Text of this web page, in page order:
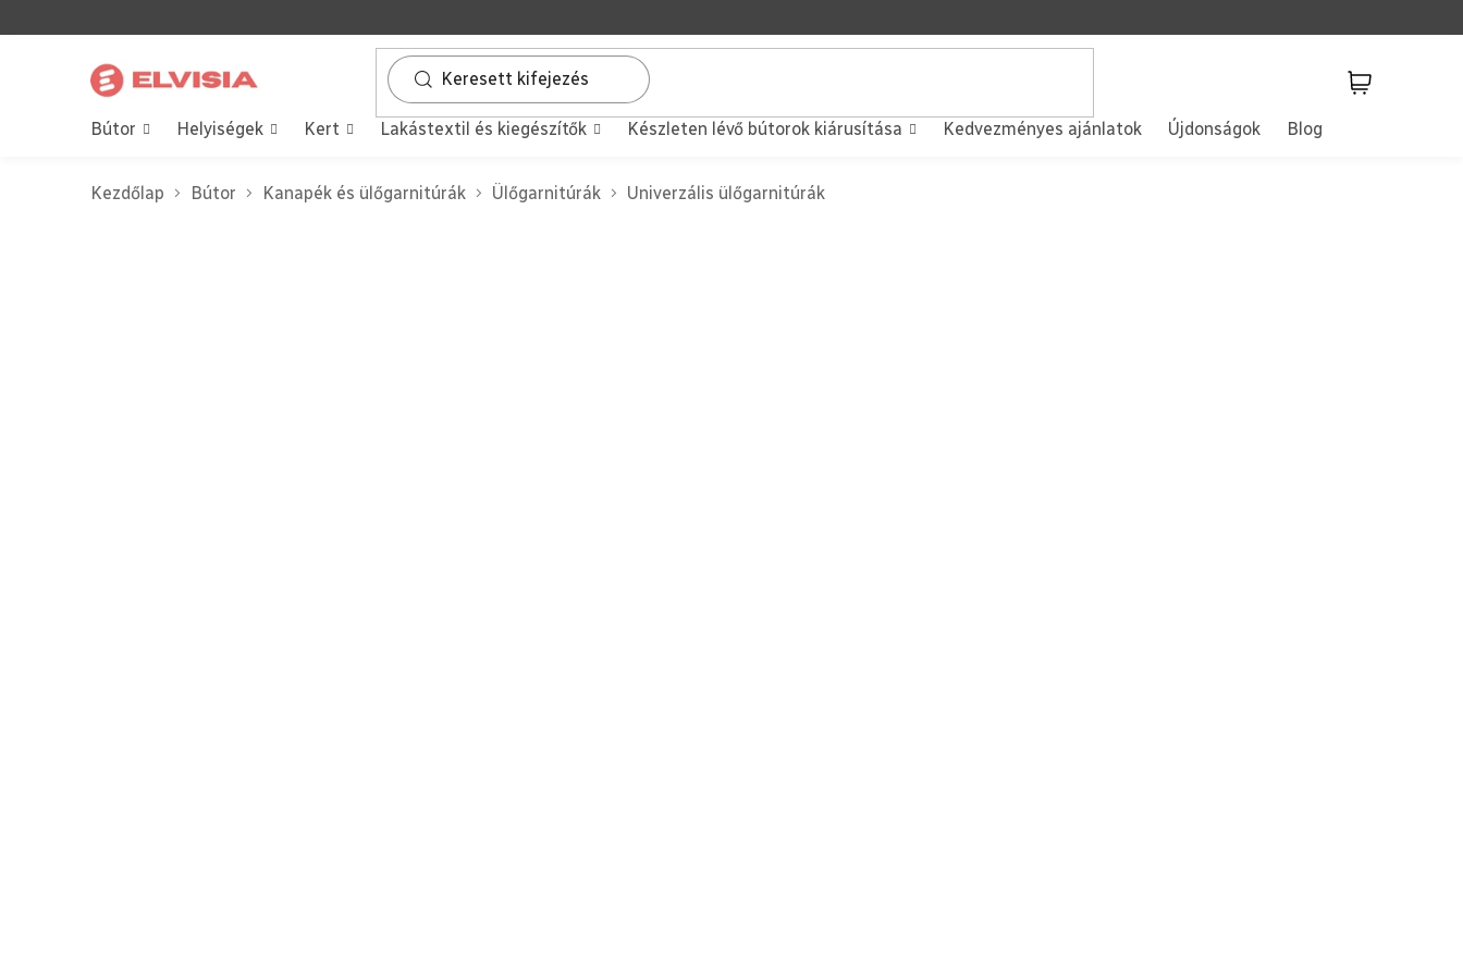
a
tartalomhoz
Bútor Helyiségek Kert Lakástextil és kiegészítők Készleten lévő bútorok kiárusítása Kedvezményes ajánlatok Újdonságok Blog
Kezdőlap Bútor Kanapék és ülőgarnitúrák Ülőgarnitúrák Univerzális ülőgarnitúrák